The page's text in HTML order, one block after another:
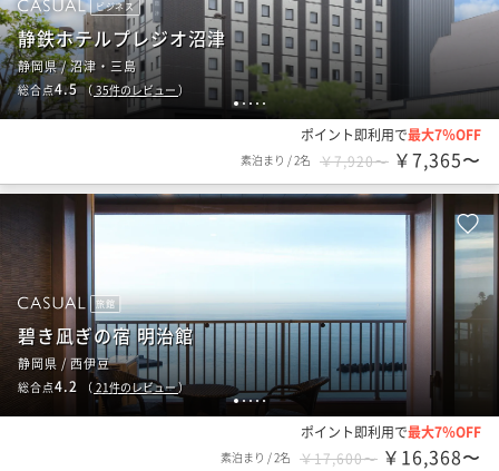
12 3 4 5
ビジネス
静鉄ホテルプレジオ沼津
静岡県 / 沼津・三島
総合点4.5（ 35件のレビュー ）
ポイント即利用で最大7％OFF
素泊まり /2名 ￥7,920〜 ￥7,365〜
12345
旅館
碧き凪ぎの宿 明治館
静岡県 / 西伊豆
総合点4.2 （ 21件のレビュー）
ポイント即利用で最大7％OFF
素泊まり /2名 ￥17,600〜 ￥16,368〜